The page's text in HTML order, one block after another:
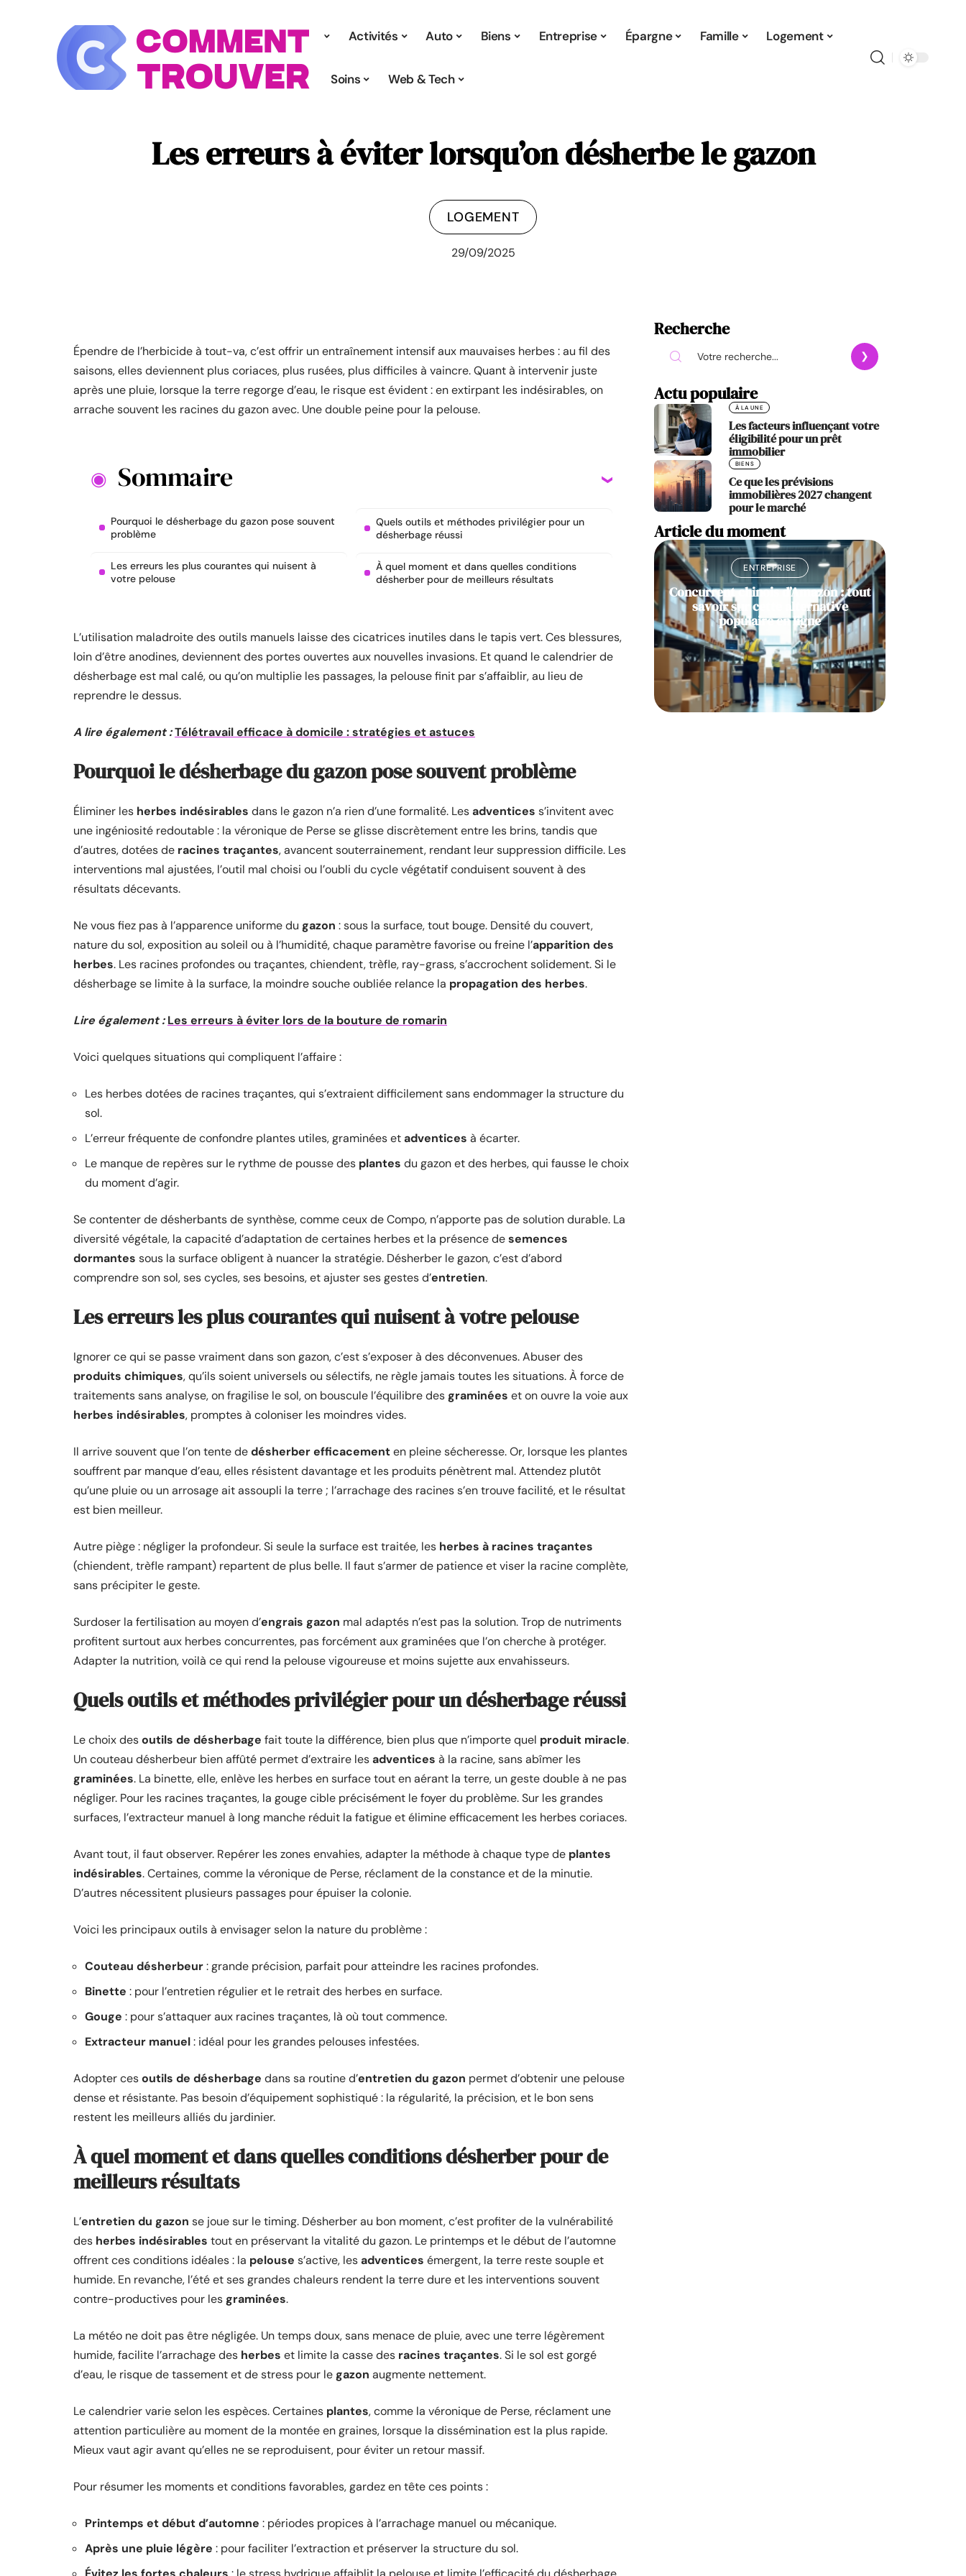
À la une Activités Auto Biens Entreprise Épargne Famille Logement
Look Soins Web & Tech
Les erreurs à éviter lorsqu’on désherbe le gazon
LOGEMENT
29/09/2025
Épendre de l’herbicide à tout-va, c’est offrir un entraînement intensif aux mauvaises herbes : au fil des
saisons, elles deviennent plus coriaces, plus rusées, plus difficiles à vaincre. Quant à intervenir juste
après une pluie, lorsque la terre regorge d’eau, le risque est évident : en extirpant les indésirables, on
arrache souvent les racines du gazon avec. Une double peine pour la pelouse.
Sommaire
Pourquoi le désherbage du gazon pose souvent
problème
Les erreurs les plus courantes qui nuisent à
votre pelouse
Quels outils et méthodes privilégier pour un
désherbage réussi
À quel moment et dans quelles conditions
désherber pour de meilleurs résultats
L’utilisation maladroite des outils manuels laisse des cicatrices inutiles dans le tapis vert. Ces blessures,
loin d’être anodines, deviennent des portes ouvertes aux nouvelles invasions. Et quand le calendrier de
désherbage est mal calé, ou qu’on multiplie les passages, la pelouse finit par s’affaiblir, au lieu de
reprendre le dessus.
A lire également :Télétravail efficace à domicile : stratégies et astuces
Pourquoi le désherbage du gazon pose souvent problème
Éliminer les herbes indésirables dans le gazon n’a rien d’une formalité. Lesadventices s’invitent avec
une ingéniosité redoutable : la véronique de Perse se glisse discrètement entre les brins, tandis que
d’autres, dotées de racines traçantes, avancent souterrainement, rendant leur suppression difficile. Les
interventions mal ajustées, l’outil mal choisi ou l’oubli du cycle végétatif conduisent souvent à des
résultats décevants.
Ne vous fiez pas à l’apparence uniforme du gazon : sous la surface, tout bouge. Densité du couvert,
nature du sol, exposition au soleil ou à l’humidité, chaque paramètre favorise ou freine l’apparition des
herbes. Les racines profondes ou traçantes, chiendent, trèfle, ray-grass, s’accrochent solidement. Si le
désherbage se limite à la surface, la moindre souche oubliée relance la propagation des herbes.
Lire également : Les erreurs à éviter lors de la bouture de romarin
Voici quelques situations qui compliquent l’affaire :
Les herbes dotées de racines traçantes, qui s’extraient difficilement sans endommager la structure du
sol.
L’erreur fréquente de confondre plantes utiles, graminées etadventices à écarter.
Le manque de repères sur le rythme de pousse des plantes du gazon et des herbes, qui fausse le choix
du moment d’agir.
Se contenter de désherbants de synthèse, comme ceux de Compo, n’apporte pas de solution durable. La
diversité végétale, la capacité d’adaptation de certaines herbes et la présence desemences
dormantes sous la surface obligent à nuancer la stratégie. Désherber le gazon, c’est d’abord
comprendre son sol, ses cycles, ses besoins, et ajuster ses gestes d’entretien.
Les erreurs les plus courantes qui nuisent à votre pelouse
Ignorer ce qui se passe vraiment dans son gazon, c’est s’exposer à des déconvenues. Abuser des
produits chimiques, qu’ils soient universels ou sélectifs, ne règle jamais toutes les situations. À force de
traitements sans analyse, on fragilise le sol, on bouscule l’équilibre desgraminées et on ouvre la voie aux
herbes indésirables, promptes à coloniser les moindres vides.
Il arrive souvent que l’on tente dedésherber efficacementen pleine sécheresse. Or, lorsque les plantes
souffrent par manque d’eau, elles résistent davantage et les produits pénètrent mal. Attendez plutôt
qu’une pluie ou un arrosage ait assoupli la terre ; l’arrachage des racines s’en trouve facilité, et le résultat
est bien meilleur.
Autre piège : négliger la profondeur. Si seule la surface est traitée, les herbes à racines traçantes
(chiendent, trèfle rampant) repartent de plus belle. Il faut s’armer de patience et viser la racine complète,
sans précipiter le geste.
Surdoser la fertilisation au moyen d’engrais gazon mal adaptés n’est pas la solution. Trop de nutriments
profitent surtout aux herbes concurrentes, pas forcément aux graminées que l’on cherche à protéger.
Adapter la nutrition, voilà ce qui rend la pelouse vigoureuse et moins sujette aux envahisseurs.
Quels outils et méthodes privilégier pour un désherbage réussi
Le choix desoutils de désherbage fait toute la différence, bien plus que n’importe quel produit miracle.
Un couteau désherbeur bien affûté permet d’extraire lesadventices à la racine, sans abîmer les
graminées. La binette, elle, enlève les herbes en surface tout en aérant la terre, un geste double à ne pas
négliger. Pour les racines traçantes, la gouge cible précisément le foyer du problème. Sur les grandes
surfaces, l’extracteur manuel à long manche réduit la fatigue et élimine efficacement les herbes coriaces.
Avant tout, il faut observer. Repérer les zones envahies, adapter la méthode à chaque type de plantes
indésirables. Certaines, comme la véronique de Perse, réclament de la constance et de la minutie.
D’autres nécessitent plusieurs passages pour épuiser la colonie.
Voici les principaux outils à envisager selon la nature du problème :
Couteau désherbeur: grande précision, parfait pour atteindre les racines profondes.
Binette : pour l’entretien régulier et le retrait des herbes en surface.
Gouge : pour s’attaquer aux racines traçantes, là où tout commence.
Extracteur manuel: idéal pour les grandes pelouses infestées.
Adopter cesoutils de désherbage dans sa routine d’entretien du gazon permet d’obtenir une pelouse
dense et résistante. Pas besoin d’équipement sophistiqué : la régularité, la précision, et le bon sens
restent les meilleurs alliés du jardinier.
À quel moment et dans quelles conditions désherber pour de
meilleurs résultats
L’entretien du gazon se joue sur le timing. Désherber au bon moment, c’est profiter de la vulnérabilité
des herbes indésirables tout en préservant la vitalité du gazon. Le printemps et le début de l’automne
offrent ces conditions idéales : la pelouse s’active, lesadventices émergent, la terre reste souple et
humide. En revanche, l’été et ses grandes chaleurs rendent la terre dure et les interventions souvent
contre-productives pour lesgraminées.
La météo ne doit pas être négligée. Un temps doux, sans menace de pluie, avec une terre légèrement
humide, facilite l’arrachage des herbes et limite la casse des racines traçantes. Si le sol est gorgé
d’eau, le risque de tassement et de stress pour legazon augmente nettement.
Le calendrier varie selon les espèces. Certaines plantes, comme la véronique de Perse, réclament une
attention particulière au moment de la montée en graines, lorsque la dissémination est la plus rapide.
Mieux vaut agir avant qu’elles ne se reproduisent, pour éviter un retour massif.
Pour résumer les moments et conditions favorables, gardez en tête ces points :
Printemps et début d’automne : périodes propices à l’arrachage manuel ou mécanique.
Après une pluie légère : pour faciliter l’extraction et préserver la structure du sol.
Recherche
Actu populaire
À LA UNE
Les facteurs influençant votre
éligibilité pour un prêt
immobilier
BIENS
Ce que les prévisions
immobilières 2027 changent
pour le marché
Article du moment
ENTREPRISE
Concurrent chinois d’Amazon : tout
savoir sur cette alternative
populaire en ligne